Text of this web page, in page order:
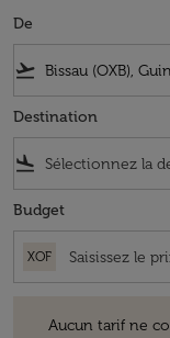
De
flight_takeoff
Destination
flight_land
Budget
XOF
Aucun tarif ne